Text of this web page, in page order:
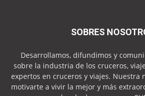
SOBRES
Desarrollamos, difundimos y
sobre la industria de los cruceros,
expertos en cruceros y viajes. Nuestra
motivarte a vivir la mejor y más